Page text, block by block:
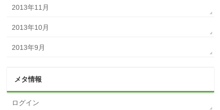
2013年11月
2013年10月
2013年9月
メタ情報
ログイン